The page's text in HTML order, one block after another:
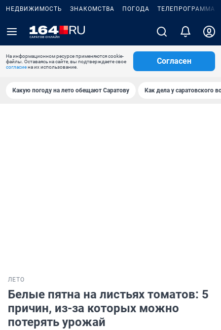
НЕДВИЖИМОСТЬ ЗНАКОМСТВА ПОГОДА ТЕЛЕПРОГРАММА
На информационном ресурсе применяются cookie-
файлы. Оставаясь на сайте, вы подтверждаете свое
согласиена их использование.
Согласен
Какую погоду на лето обещают Саратову Как дела у саратовского
ЛЕТО
Белые пятна на листьях томатов: 5
причин, из-за которых можно
потерять урожай